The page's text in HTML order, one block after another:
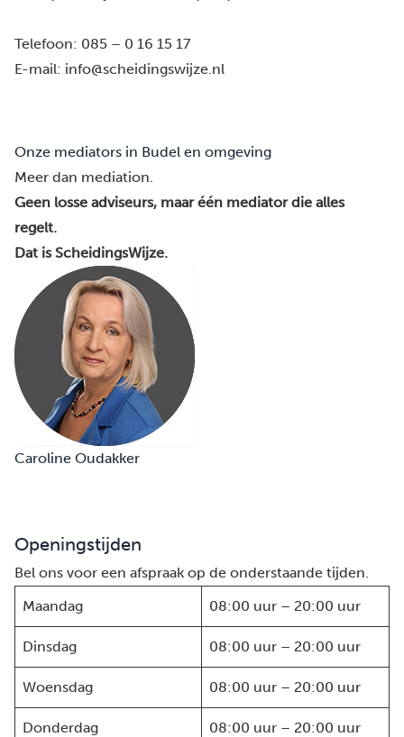
Telefoon: 085 – 0 16 15 17
E-mail: info@scheidingswijze.nl
Onze mediators in Budel en omgeving
Meer dan mediation.
Geen losse adviseurs, maar één mediator die alles
regelt.
Dat is ScheidingsWijze.
Caroline Oudakker
Openingstijden
Bel ons voor een afspraak op de onderstaande tijden.
Maandag
08:00 uur – 20:00 uur
Dinsdag 08:00 uur – 20:00 uur
Woensdag 08:00 uur – 20:00 uur
Donderdag 08:00 uur – 20:00 uur